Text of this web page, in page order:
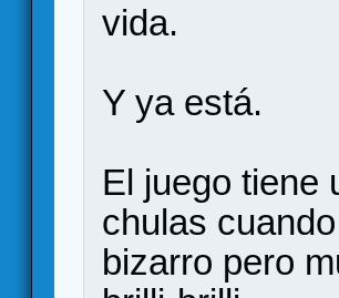
vida.
Y ya está.
El juego tiene
chulas
bizarro pero